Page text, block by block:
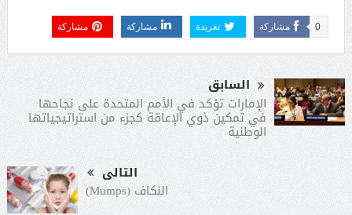
مشاركة 0 تغريدة مشاركة مشاركة
السابق
الإمارات تؤكد في الأمم المتحدة على نجاحها
في تمكين ذوي الإعاقة كجزء من استراتيجياتها
الوطنية
التالى
النكاف (Mumps)